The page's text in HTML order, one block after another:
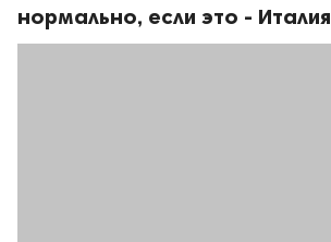
нормально, если это - Италия